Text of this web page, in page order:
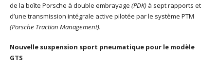
de la boîte Porsche à double embrayage (PDK) à sept rapports et
d’une transmission intégrale active pilotée par le système PTM
(Porsche Traction Management).
Nouvelle suspension sport pneumatique pour le modèle
GTS